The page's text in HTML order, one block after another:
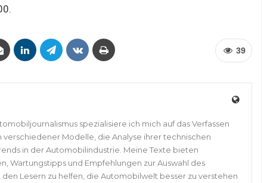
39
spezialisiere ich mich auf das Verfassen
verschiedener Modelle, die Analyse ihrer technischen
in der Automobilindustrie. Meine Texte bieten
Wartungstipps und Empfehlungen zur Auswahl des
Lesern zu helfen, die Automobilwelt besser zu verstehen